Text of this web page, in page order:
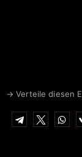
→ Verteile diesen